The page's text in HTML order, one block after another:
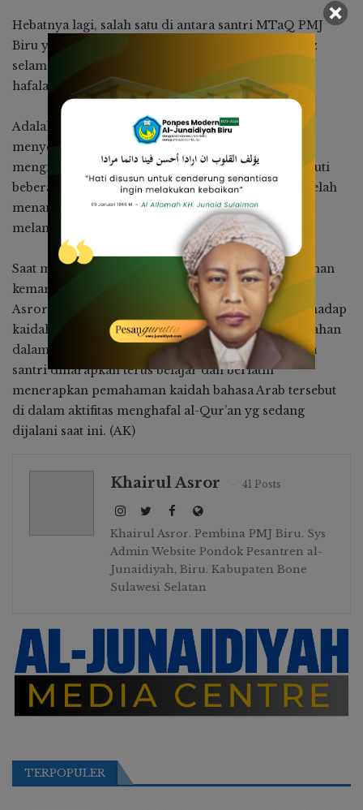
Hebatnya lagi, salah satu di antara santri MTaQ PMJ
Biru yang full mengikuti pelatihan metode Mumtaz
selama 5 hari, ada yang berhasil mengkhatamkan
hafalan al-Qur-an 30 juz.
Adalah Fadhil Faqih asal Bajoe, yang berhasil
menyelesaikan hafalannya 30 juz meski tetap aktif
mengikuti pelatihan. Fadhil Faqih berhasil mengikuti
beberapa orang temannya yang sebelumnya juga telah
menamatkan hafalan al-Qur’an dan masih aktif
melancarkan hafalannya di MTaQ PMJ Biru.
Saat memberi sambutan penutupan kegiatan pelatihan
kemarin, kepala MTaQ PMJ Biru, ustazah Imas Aas
Asroriyah menyampaikan bahwa pemahaman terhadap
kaidah bahasa Arab akan sangat membantu kemudahan
dalam proses menghafal al-Qur’an. Untuk itu, para
santri diharapkan terus belajar dan berlatih
menerapkan pemahaman kaidah bahasa Arab tersebut
di dalam aktifitas menghafal al-Qur’an yg sedang
dijalani saat ini. (AK)
Khairul Asror 41 Posts
Khairul Asror. Pembina PMJ Biru. Sys
Admin Website Pondok Pesantren al-
Junaidiyah, Biru. Kabupaten Bone
Sulawesi Selatan
TERPOPULER